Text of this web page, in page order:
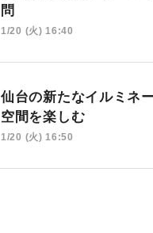
問
1/20 (火) 16:40
仙台の新たなイルミネ
空間を楽しむ
1/20 (火) 16:50